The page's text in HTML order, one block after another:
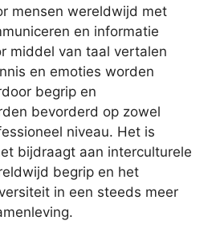
mensen wereldwijd met
en informatie
middel van taal vertalen
en emoties worden
begrip en
bevorderd op zowel
niveau. Het is
bijdraagt aan interculturele
begrip en het
in een steeds meer